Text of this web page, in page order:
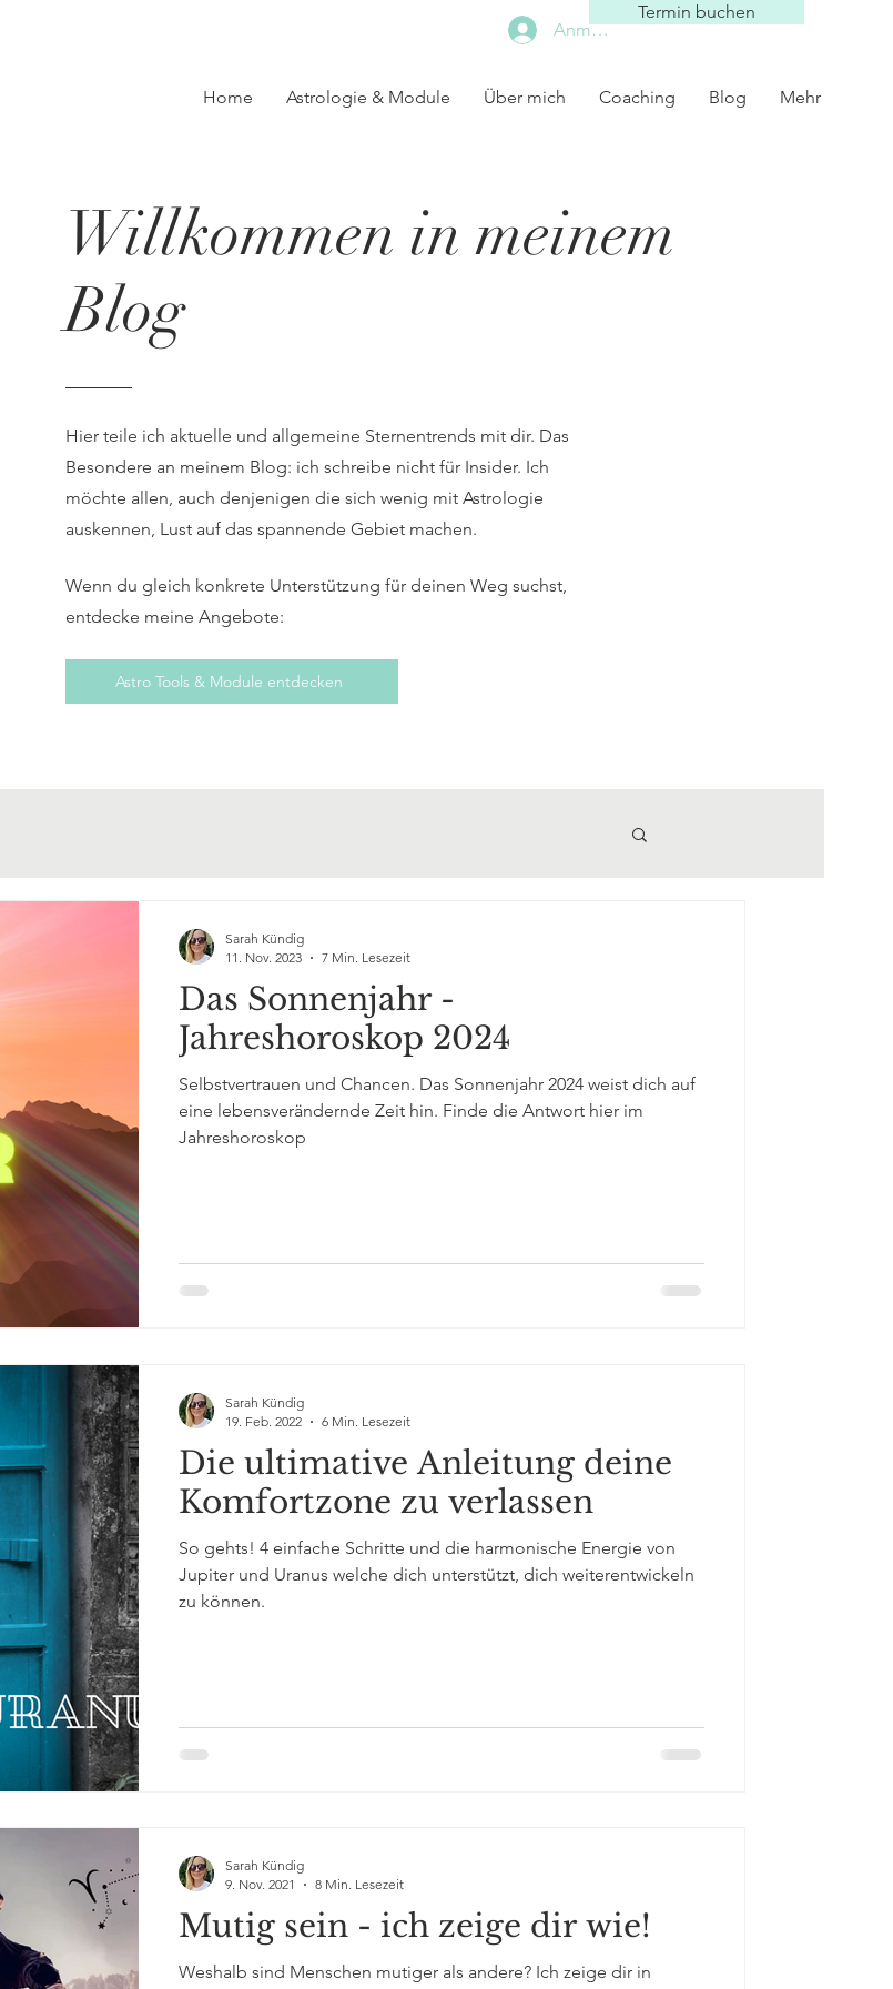
Termin buchen
Anmelden
Home Astrologie & Module Über mich Coaching Blog Mehr
Willkommen in meinem
Blog
Hier teile ich aktuelle und allgemeine Sternentrends mit dir. Das
Besondere an meinem Blog: ich schreibe nicht für Insider. Ich
möchte allen, auch denjenigen die sich wenig mit Astrologie
auskennen, Lust auf das spannende Gebiet machen.
Wenn du gleich konkrete Unterstützung für deinen Weg suchst,
entdecke meine Angebote:
Astro Tools & Module entdecken
Das Sonnenjahr -
Jahreshoroskop 2024
Selbstvertrauen und Chancen. Das Sonnenjahr 2024 weist dich auf
eine lebensverändernde Zeit hin. Finde die Antwort hier im
Jahreshoroskop
Sarah Kündig
11. Nov. 2023
7 Min. Lesezeit
Die ultimative Anleitung deine
Komfortzone zu verlassen
So gehts! 4 einfache Schritte und die harmonische Energie von
Jupiter und Uranus welche dich unterstützt, dich weiterentwickeln
zu können.
Sarah Kündig
19. Feb. 2022
6 Min. Lesezeit
Mutig sein - ich zeige dir wie!
Weshalb sind Menschen mutiger als andere? Ich zeige dir in
Sarah Kündig
9. Nov. 2021
8 Min. Lesezeit